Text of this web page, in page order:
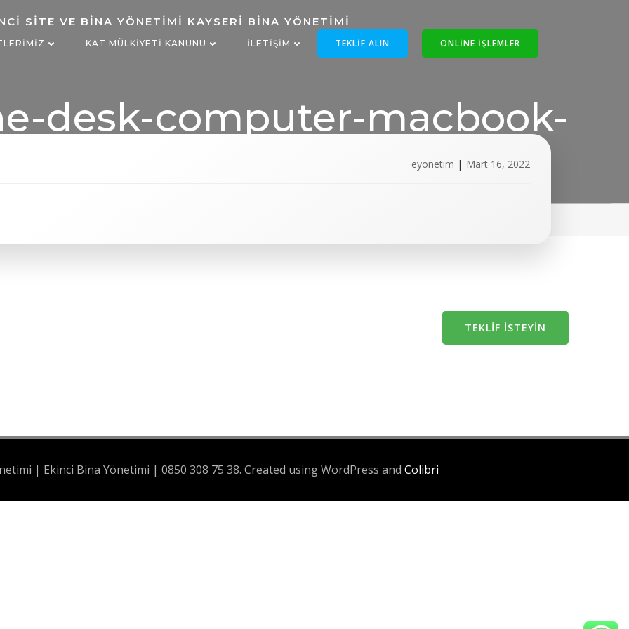
KAT MÜLKIYETI KANUNU İLETIŞIM TEKLIF ALIN ONLINE IŞLEMLER
desk-computer-macbook-
pxhere-com.jpg
eyonetim | Mart 16, 2022
TEKLIF İSTEYIN
| Ekinci Bina Yönetimi | 0850 308 75 38. Created using WordPress and Colibri